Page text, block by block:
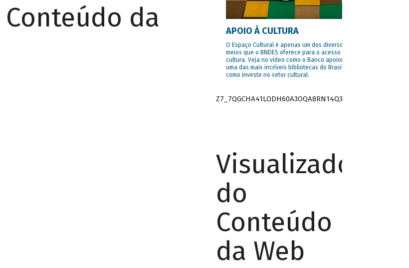
da
APOIO À CULTURA
O Espaço Cultural é apenas um dos diversos
meios que o BNDES oferece para o acesso à
cultura. Veja no vídeo como o Banco apoiou
uma das mais incríveis bibliotecas do Brasil e
como investe no setor cultural.
Z7_7QGCHA41LODH60A3OQA8RN14Q3
Visualizador
do
Conteúdo
da Web